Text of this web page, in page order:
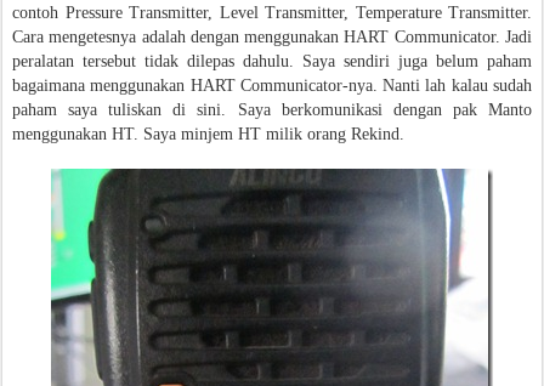
contoh Pressure Transmitter, Level Transmitter, Temperature Transmitter.
Cara mengetesnya adalah dengan menggunakan HART Communicator. Jadi
peralatan tersebut tidak dilepas dahulu. Saya sendiri juga belum paham
bagaimana menggunakan HART Communicator-nya. Nanti lah kalau sudah
paham saya tuliskan di sini. Saya berkomunikasi dengan pak Manto
menggunakan HT. Saya minjem HT milik orang Rekind.